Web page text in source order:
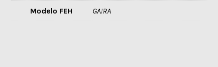
Modelo FEH GAIRA